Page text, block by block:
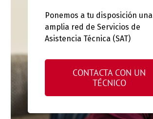
Ponemos a tu disposición una
amplia red de Servicios de
Asistencia Técnica (SAT)
CONTACTA CON UN
TÉCNICO